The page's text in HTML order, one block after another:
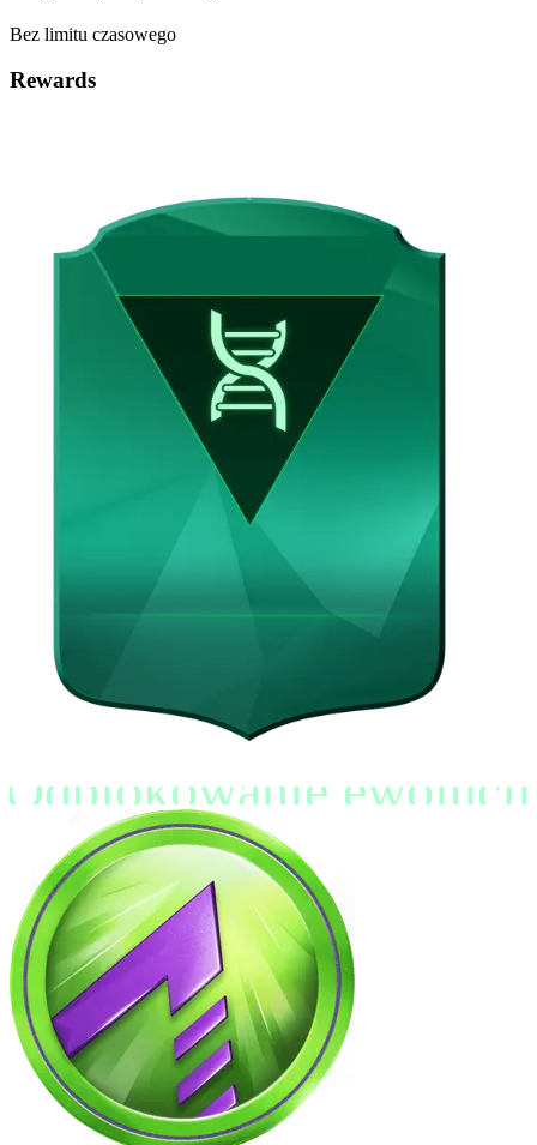
Bez limitu czasowego
Rewards
Odblokowanie ewolucji